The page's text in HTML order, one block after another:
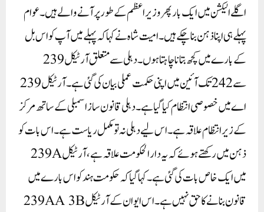
اگلے الیکشن میں ایک بار پھر وزیر اعظم کے طور پر آنے والے ہیں۔ عوام
پہلے ہی اپنا ذہن بنا چکے ہیں۔امیت شاہ نے کہا کہ پہلے میں آپ کو اس بل
کے بارے میں کچھ بتانا چاہتا ہوں۔ دہلی سے متعلق آرٹیکل 239
سے 242 تک آئین میں اپنی حکمت عملی بیان کی گئی ہے۔ آرٹیکل 239
اے میں خصوصی انتظام کیا گیا ہے۔ دہلی قانون ساز اسمبلی کے ساتھ مرکز
کے زیر انتظام علاقہ ہے۔ اس لیے دہلی نہ تو مکمل ریاست ہے۔ اس بات کو
ذہن میں رکھتے ہوئے کہ یہ دارالحکومت علاقہ ہے، آرٹیکل 239A
میں ایک خاص بات کی گئی ہے۔ کہا گیا کہ حکومت ہند کو اس بارے میں
قانون بنانے کا حق نہیں ہے۔ اس ایوان کے آرٹیکل 239AA 3B